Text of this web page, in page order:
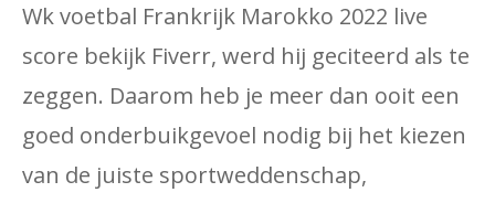
Wk voetbal Frankrijk Marokko 2022 live
score bekijk Fiverr, werd hij geciteerd als te
zeggen. Daarom heb je meer dan ooit een
goed onderbuikgevoel nodig bij het kiezen
van de juiste sportweddenschap,